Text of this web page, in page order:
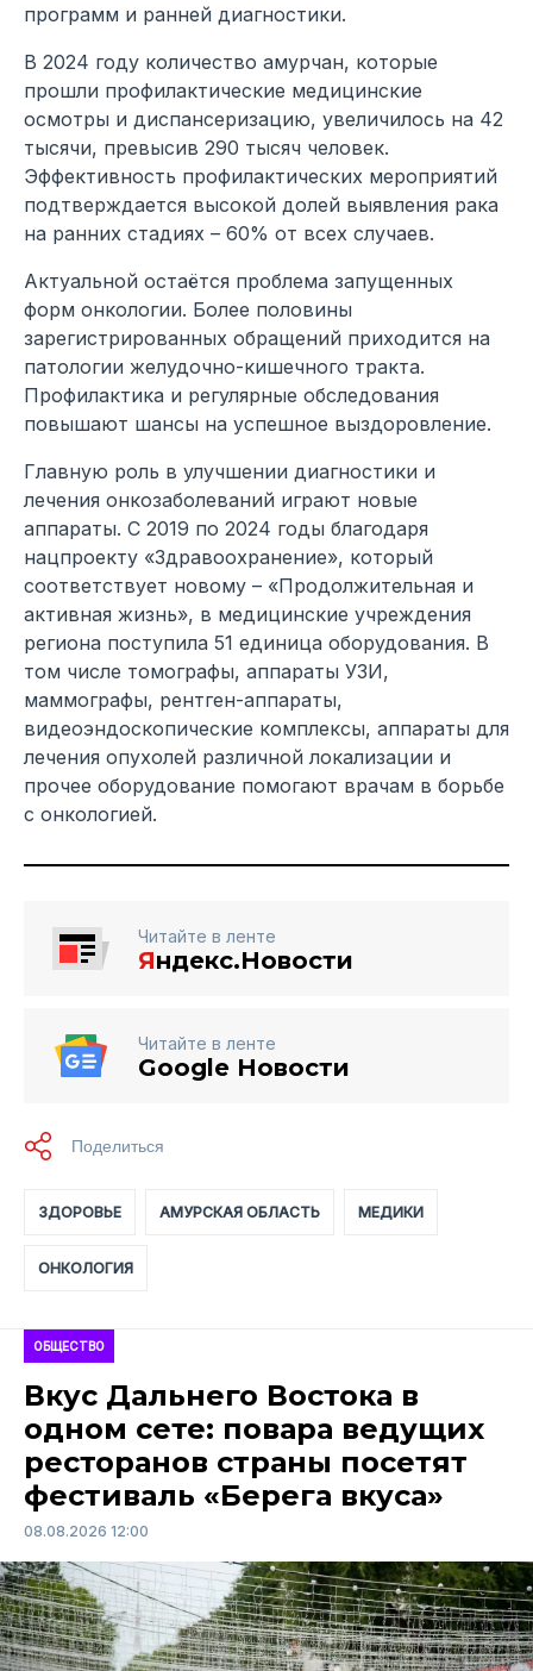
программ и ранней диагностики.
В 2024 году количество амурчан, которые
прошли профилактические медицинские
осмотры и диспансеризацию, увеличилось на 42
тысячи, превысив 290 тысяч человек.
Эффективность профилактических мероприятий
подтверждается высокой долей выявления рака
на ранних стадиях – 60% от всех случаев.
Актуальной остаётся проблема запущенных
форм онкологии. Более половины
зарегистрированных обращений приходится на
патологии желудочно-кишечного тракта.
Профилактика и регулярные обследования
повышают шансы на успешное выздоровление.
Главную роль в улучшении диагностики и
лечения онкозаболеваний играют новые
аппараты. С 2019 по 2024 годы благодаря
нацпроекту «Здравоохранение», который
соответствует новому – «Продолжительная и
активная жизнь», в медицинские учреждения
региона поступила 51 единица оборудования. В
том числе томографы, аппараты УЗИ,
маммографы, рентген-аппараты,
видеоэндоскопические комплексы, аппараты для
лечения опухолей различной локализации и
прочее оборудование помогают врачам в борьбе
с онкологией.
Читайте в ленте
Яндекс.Новости
Читайте в ленте
Google Новости
ЗДОРОВЬЕ АМУРСКАЯ ОБЛАСТЬ МЕДИКИ
ОНКОЛОГИЯ
ОБЩЕСТВО
Вкус Дальнего Востока в
одном сете: повара ведущих
ресторанов страны посетят
фестиваль «Берега вкуса»
08.08.2026 12:00